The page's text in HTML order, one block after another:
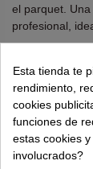
el parquet.
profesional,
Altura del
Recuerda
extra.Más info
Esta tienda te
rendimiento,
cookies
funciones de
estas cookies
involucrados?